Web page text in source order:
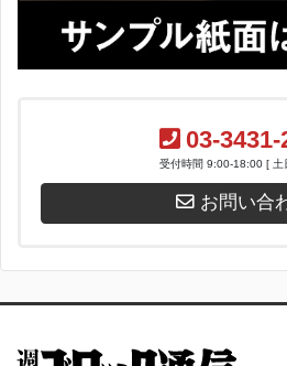
03-3431-
受付時間 9:00-18:00 [ 土
お問い合